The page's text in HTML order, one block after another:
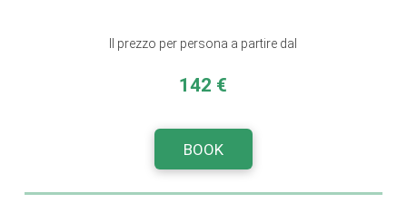
Il prezzo per persona a partire dal
142 €
BOOK